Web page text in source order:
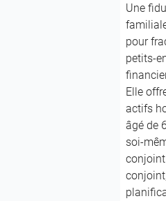
Une
pour
petits-
Elle
actifs
âgé de
soi-